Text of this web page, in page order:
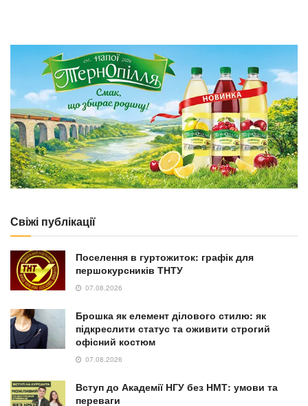
Свіжі публікації
Поселення в гуртожиток: графік для
першокурсників ТНТУ
07.08.2026
Брошка як елемент ділового стилю: як
підкреслити статус та оживити строгий
офісний костюм
07.08.2026
Вступ до Академії НГУ без НМТ: умови та
переваги